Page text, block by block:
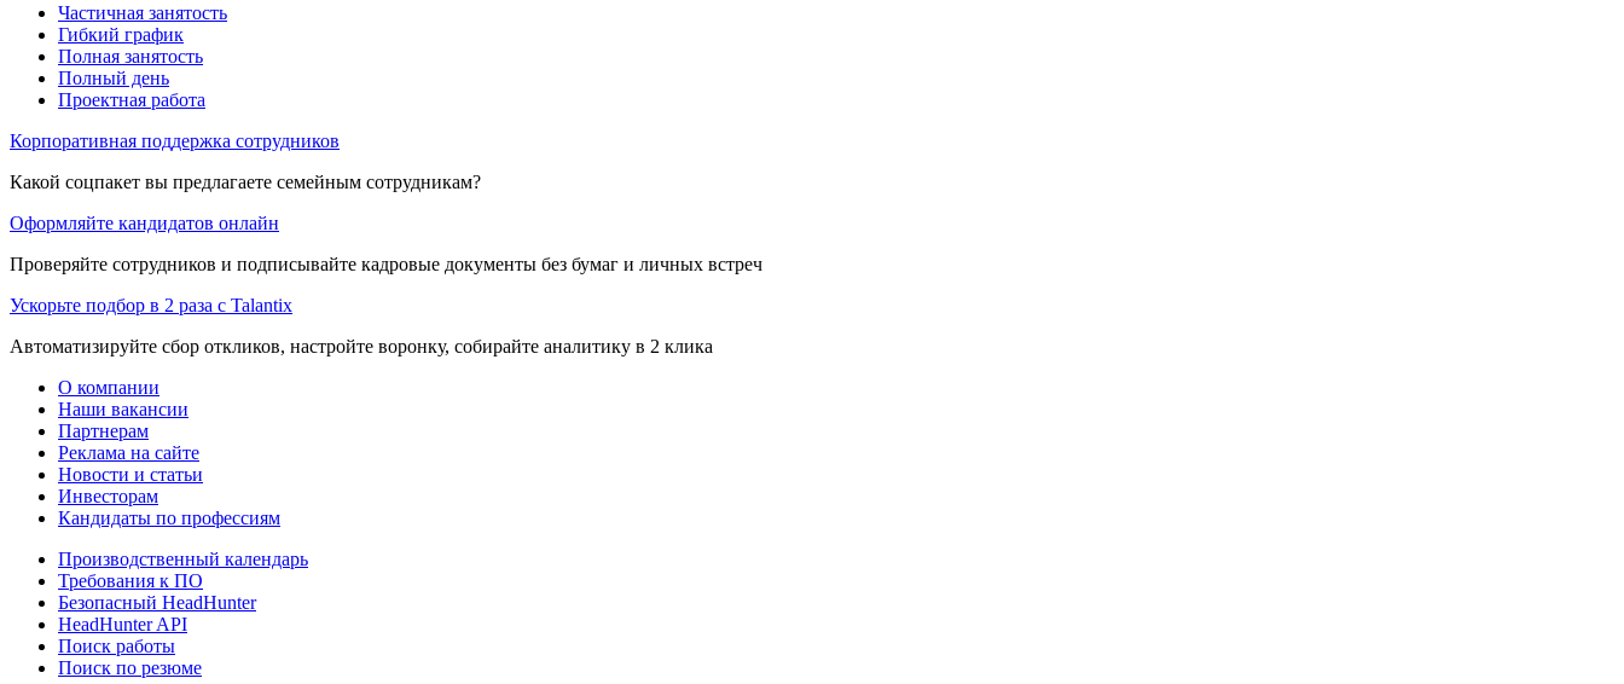
Частичная занятость
Гибкий график
Полная занятость
Полный день
Проектная работа
Корпоративная поддержка сотрудников
Какой соцпакет вы предлагаете семейным сотрудникам?
Оформляйте кандидатов онлайн
Проверяйте сотрудников и подписывайте кадровые документы без бумаг и личных встреч
Ускорьте подбор в 2 раза с Talantix
Автоматизируйте сбор откликов, настройте воронку, собирайте аналитику в 2 клика
О компании
Наши вакансии
Партнерам
Реклама на сайте
Новости и статьи
Инвесторам
Кандидаты по профессиям
Производственный календарь
Требования к ПО
Безопасный HeadHunter
HeadHunter API
Поиск работы
Поиск по резюме